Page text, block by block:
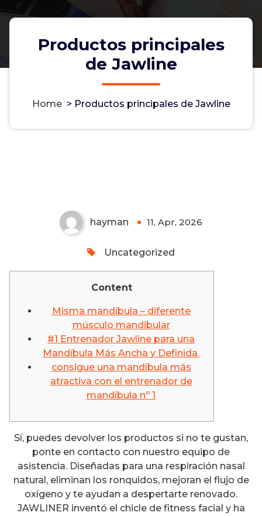
Productos principales
de Jawline
Home> Productos principales de Jawline
hayman 11, Apr, 2026
Uncategorized
Content
Misma mandíbula – diferente
músculo mandibular
#1 Entrenador Jawline para una
Mandíbula Más Ancha y Definida.
consigue una mandíbula más
atractiva con el entrenador de
mandíbula nº 1
Sí, puedes devolver los productos si no te gustan,
ponte en contacto con nuestro equipo de
asistencia. Diseñadas para una respiración nasal
natural, eliminan los ronquidos, mejoran el flujo de
oxígeno y te ayudan a despertarte renovado.
JAWLINER inventó el chicle de fitness facial y ha